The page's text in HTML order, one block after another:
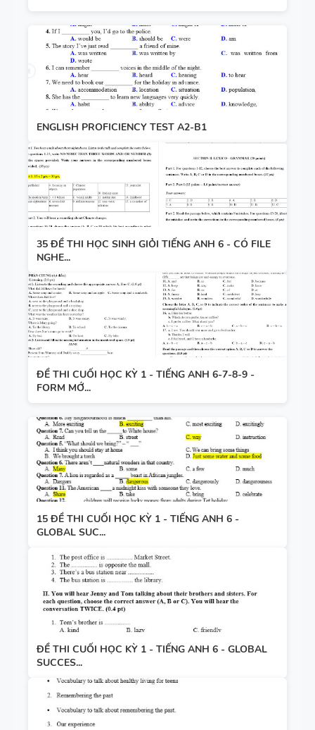
ENGLISH PROFICIENCY TEST A2-B1
35 ĐỀ THI HỌC SINH GIỎI TIẾNG ANH 6 - CÓ FILE
NGHE...
ĐỀ THI CUỐI HỌC KỲ 1 - TIẾNG ANH 6-7-8-9 -
FORM MỚ...
15 ĐỀ THI CUỐI HỌC KỲ 1 - TIẾNG ANH 6 -
GLOBAL SUC...
ĐỀ THI CUỐI HỌC KỲ 1 - TIẾNG ANH 6 - GLOBAL
SUCCES...